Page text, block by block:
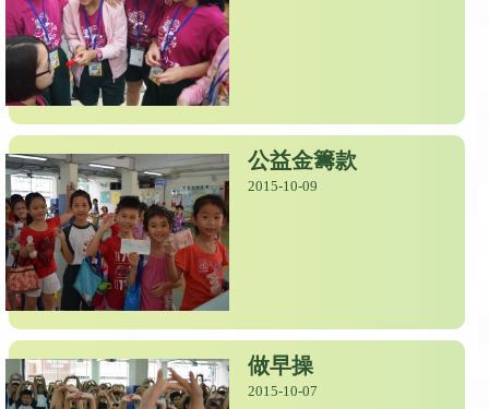
公益金籌款
2015-10-09
做早操
2015-10-07